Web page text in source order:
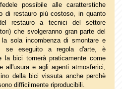
possibile alle caratterstiche
di restauro più costoso, in quanto
restauro a tecnici del settore
che svolgeranno gran parte del
sola incombenza di smontare e
se eseguito a regola d'arte, è
la bici tornerà praticamente come
all'usura e agli agenti atmosferici,
della bici vissuta anche perchè
difficilmente riproducibili.